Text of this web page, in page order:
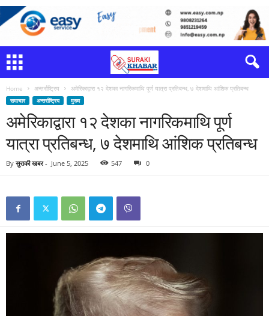
Home अन्तर्राष्ट्रिय अमेरिकाद्वारा १२ देशका नागरिकमाथि पूर्ण यात्रा प्रतिबन्ध, ७ देशमाथि आंशिक प्रतिबन्ध
समाचार अन्तर्राष्ट्रिय मुख्य
अमेरिकाद्वारा १२ देशका नागरिकमाथि पूर्ण
यात्रा प्रतिबन्ध, ७ देशमाथि आंशिक प्रतिबन्ध
By सुराकी खबर- June 5, 2025 547 0